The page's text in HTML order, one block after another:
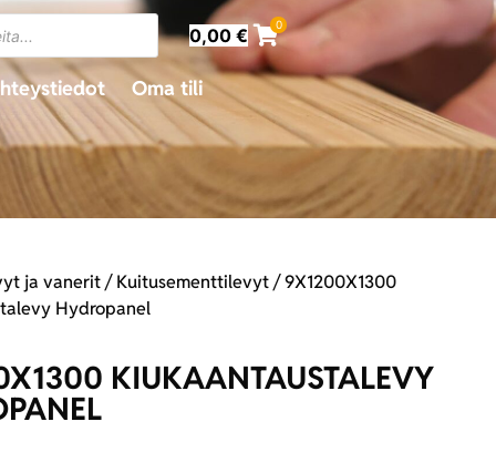
0,00€ 0
Oma tili
ja vanerit/Kuitusementtilevyt/ 9X1200X1300
Hydropanel
KIUKAANTAUSTALEVY